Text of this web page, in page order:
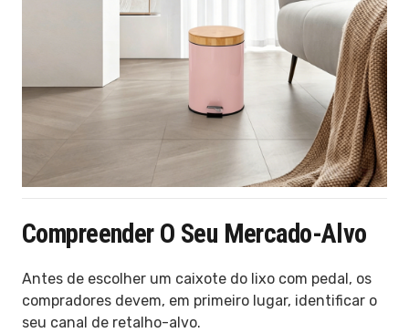
Compreender O Seu Mercado-Alvo
Antes de escolher um caixote do lixo com pedal, os
compradores devem, em primeiro lugar, identificar o
seu canal de retalho-alvo.